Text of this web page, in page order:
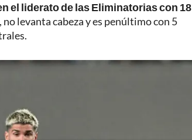
el liderato de las Eliminatorias con 18
levanta cabeza y es penúltimo con 5